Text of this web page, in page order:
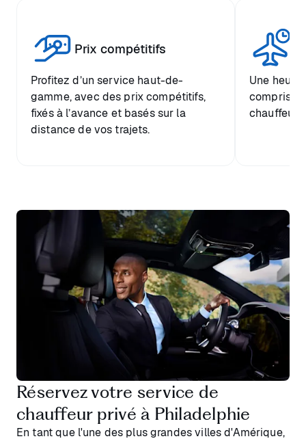
Prix compétitifs
Profitez d’un service haut-de-
gamme, avec des prix compétitifs,
fixés à l’avance et basés sur la
distance de vos trajets.
Une heure
comprise
chauffeur.
Réservez votre service de
chauffeur privé à Philadelphie
En tant que l'une des plus grandes villes d'Amérique,